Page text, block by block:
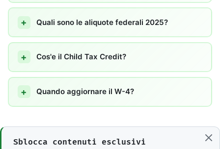
Quali sono le aliquote federali 2025?
Cos'e il Child Tax Credit?
Quando aggiornare il W-4?
Sblocca contenuti esclusivi